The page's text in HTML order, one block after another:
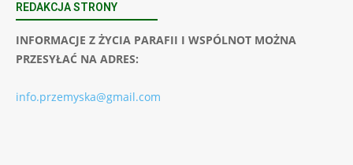
REDAKCJA STRONY
INFORMACJE Z ŻYCIA PARAFII I WSPÓLNOT MOŻNA
PRZESYŁAĆ NA ADRES:
info.przemyska@gmail.com